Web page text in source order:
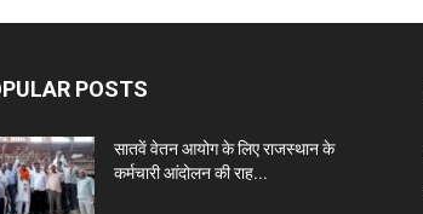
POSTS
सातवें वेतन आयोग के लिए राजस्थान के
कर्मचारी आंदोलन की राह...